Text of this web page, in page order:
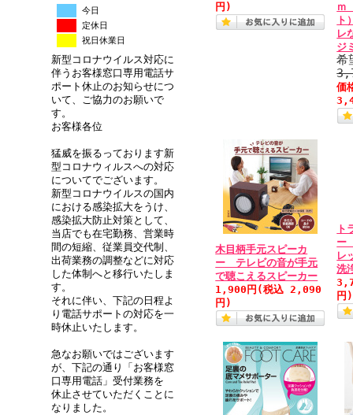
今日
定休日
祝日休業日
新型コロナウイルス対応に
伴うお客様窓口専用電話サ
ポート休止のお知らせにつ
いて、ご協力のお願いで
す。
お客様各位
猛威を振るっております新
型コロナウィルスへの対応
についてでございます。
新型コロナウイルスの国内
における感染拡大をうけ、
感染拡大防止対策として、
当店でも在宅勤務、営業時
間の短縮、従業員交代制、
出荷業務の調整などに対応
した体制へと移行いたしま
す。
それに伴い、下記の日程よ
り電話サポートの対応を一
時休止いたします。
急なお願いではございます
が、下記の通り「お客様窓
口専用電話」受付業務を
休止させていただくことに
なりました。
円)
ｍ
ト
レ
ジ
希
木目柄手元スピーカ
ー テレビの音が手元
で聴こえるスピーカー
1,900円 (税込 2,090
円)
ト
ー
レ
洗
円)